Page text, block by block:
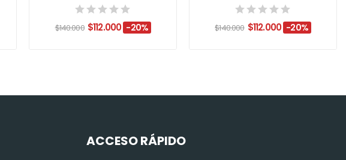
$140.000 $112.000 -20% $140.000 $112.000 -20%
ACCESO RÁPIDO